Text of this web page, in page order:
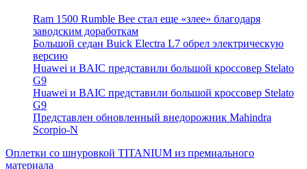
Ram 1500 Rumble Bee стал еще «злее» благодаря
заводским доработкам
Большой седан Buick Electra L7 обрел электрическую
версию
Huawei и BAIC представили большой кроссовер Stelato
G9
Huawei и BAIC представили большой кроссовер Stelato
G9
Представлен обновленный внедорожник Mahindra
Scorpio-N
Оплетки со шнуровкой TITANIUM из премиального
материала